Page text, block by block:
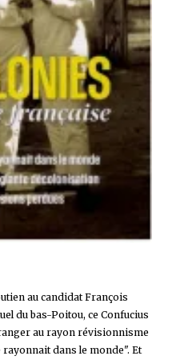
au candidat François
du bas-Poitou, ce Confucius
au rayon révisionnisme
dans le monde". Et